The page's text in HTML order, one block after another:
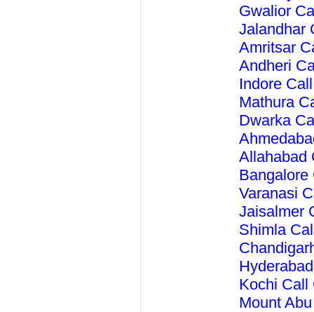
Gwalior
Jalandhar
Amritsar
Andheri
Indore
Mathura
Dwarka
Allahabad
Bangalore
Varanasi
Jaisalmer
Shimla
Kochi Call
Mount